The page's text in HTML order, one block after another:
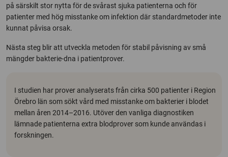
på särskilt stor nytta för de svårast sjuka patienterna och för
patienter med hög misstanke om infektion där standardmetoder inte
kunnat påvisa orsak.
Nästa steg blir att utveckla metoden för stabil påvisning av små
mängder bakterie-dna i patientprover.
I studien har prover analyserats från cirka 500 patienter i Region
Örebro län som sökt vård med misstanke om bakterier i blodet
mellan åren 2014–2016. Utöver den vanliga diagnostiken
lämnade patienterna extra blodprover som kunde användas i
forskningen.